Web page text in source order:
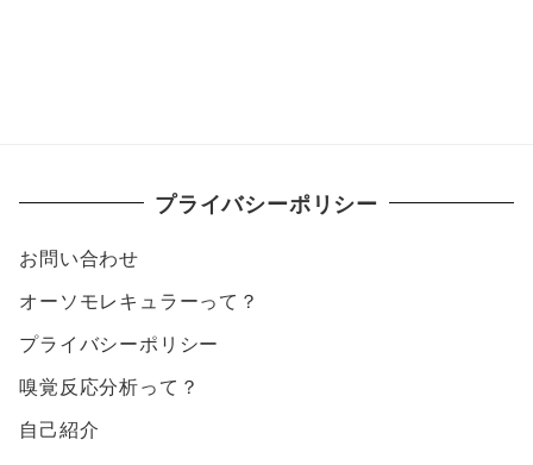
プライバシーポリシー
お問い合わせ
オーソモレキュラーって？
プライバシーポリシー
嗅覚反応分析って？
自己紹介